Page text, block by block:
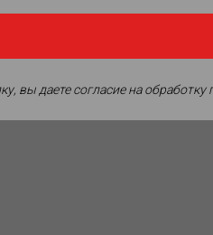
вы даете согласие на